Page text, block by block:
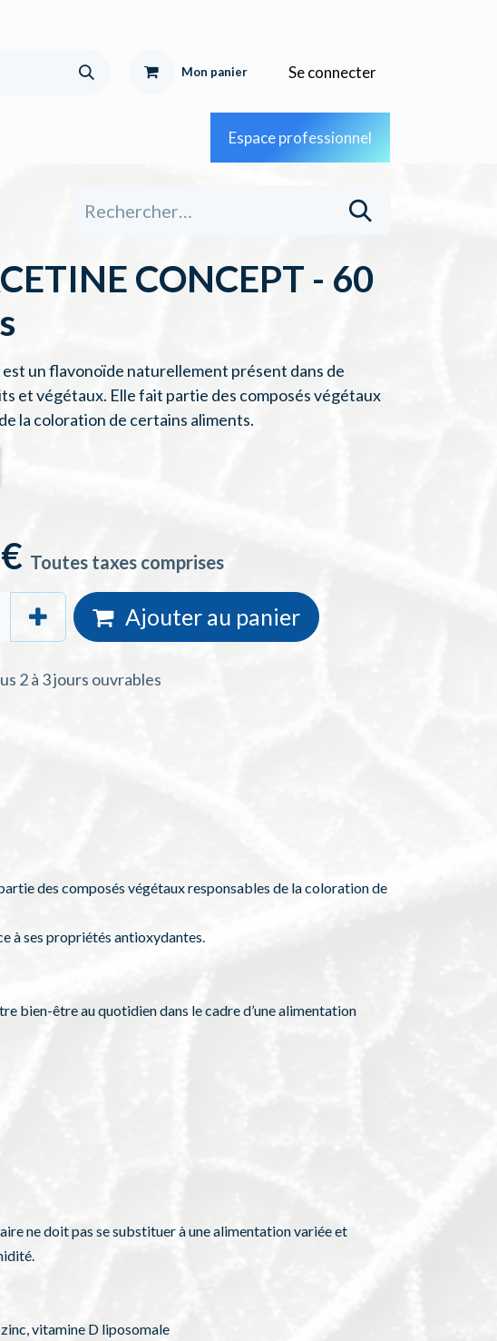
Mon panier Se connecter
Espace professionnel
CONCEPT - 60
un flavonoïde naturellement présent dans de
et végétaux. Elle fait partie des composés végétaux
la coloration de certains aliments.
€ Toutes taxes comprises
Ajouter au panier
2 à 3 jours ouvrables
des composés végétaux responsables de la coloration de
à ses propriétés antioxydantes.
bien-être au quotidien dans le cadre d’une alimentation
ne doit pas se substituer à une alimentation variée et
vitamine D liposomale